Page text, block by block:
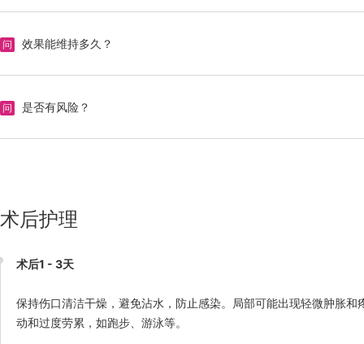
问 效果能维持多久？
效果通常持续3 - 6个月、6 - 12个月、数月至数年，具体时间因个
问 是否有风险？
存在一定风险。注射可能导致面部表情僵硬、不对称；玻尿酸填充
术后护理
术后1 - 3天
保持伤口清洁干燥，避免沾水，防止感染。局部可能出现轻微肿胀
动和过度劳累，如跑步、游泳等。